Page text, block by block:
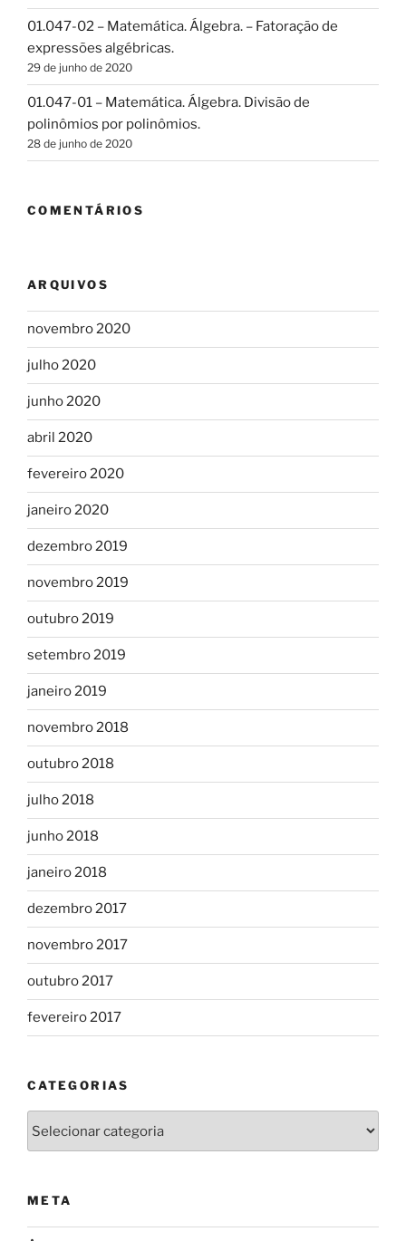
01.047-02 – Matemática. Álgebra. – Fatoração de
expressões algébricas.
29 de junho de 2020
01.047-01 – Matemática. Álgebra. Divisão de
polinômios por polinômios.
28 de junho de 2020
COMENTÁRIOS
ARQUIVOS
novembro 2020
julho 2020
junho 2020
abril 2020
fevereiro 2020
janeiro 2020
dezembro 2019
novembro 2019
outubro 2019
setembro 2019
janeiro 2019
novembro 2018
outubro 2018
julho 2018
junho 2018
janeiro 2018
dezembro 2017
novembro 2017
outubro 2017
fevereiro 2017
CATEGORIAS
META